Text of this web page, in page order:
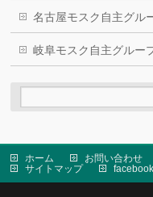
名古屋モスク自主グル
岐阜モスク自主グルー
ホーム お問い合わせ
サイトマップ
facebook